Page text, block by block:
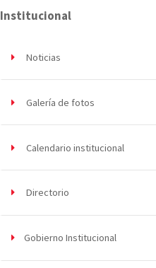
Institucional
Noticias
Galería de fotos
Calendario institucional
Directorio
Gobierno Institucional